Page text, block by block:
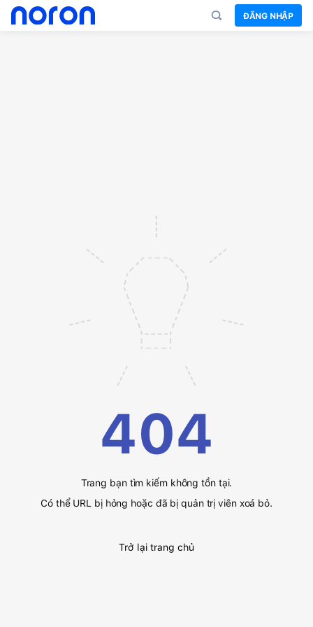
ĐĂNG NHẬP
404
Trang bạn tìm kiếm không tồn tại.
Có thể URL bị hỏng hoặc đã bị quản trị viên xoá bỏ.
Trở lại trang chủ